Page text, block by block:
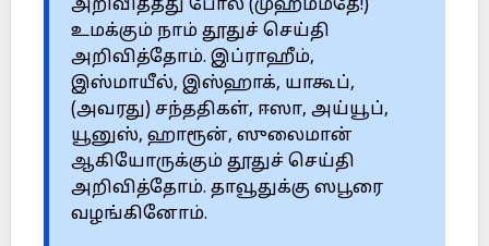
அறிவித்தது போல் (முஹம்மதே!)
உமக்கும் நாம் தூதுச் செய்தி
அறிவித்தோம். இப்ராஹீம்,
இஸ்மாயீல், இஸ்ஹாக், யாகூப்,
(அவரது) சந்ததிகள், ஈஸா, அய்யூப்,
யூனுஸ், ஹாரூன், ஸுலைமான்
ஆகியோருக்கும் தூதுச் செய்தி
அறிவித்தோம். தாவூதுக்கு ஸபூரை
வழங்கினோம்.